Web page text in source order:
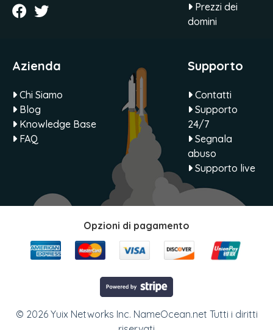
Prezzi dei
domini
Azienda
Chi Siamo
Blog
Knowledge Base
FAQ
Supporto
Contatti
Supporto
24/7
Segnala
abuso
Supporto live
Opzioni di pagamento
© 2026 Yuix Networks Inc. NameOcean.net Tutti i diritti